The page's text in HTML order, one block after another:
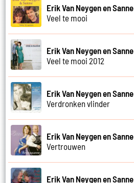
Erik Van Neygen en Sanne
Veel te mooi
Erik Van Neygen en Sanne
Veel te mooi 2012
Erik Van Neygen en Sanne
Verdronken vlinder
Erik Van Neygen en Sanne
Vertrouwen
Erik Van Neygen en Sanne